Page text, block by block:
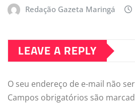
Redação Gazeta Maringá
LEAVE A REPLY
O seu endereço de e-mail não
Campos obrigatórios são